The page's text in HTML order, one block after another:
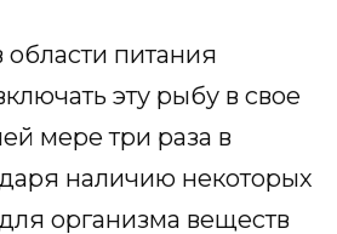
питания
эту рыбу в свое
мере три раза в
наличию некоторых
организма веществ